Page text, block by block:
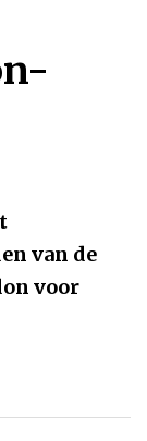
van de
voor